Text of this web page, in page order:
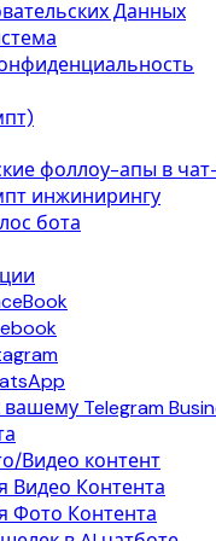
Данных
фоллоу-апы в
инжинирингу
бота
Telegram
Видео контент
Видео Контента
Фото Контента